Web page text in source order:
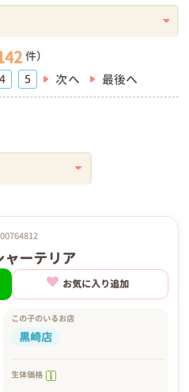
件）
4 5 次へ 最後へ
ャーテリア
お気に入り追加
この子のいるお店
黒崎店
生体価格